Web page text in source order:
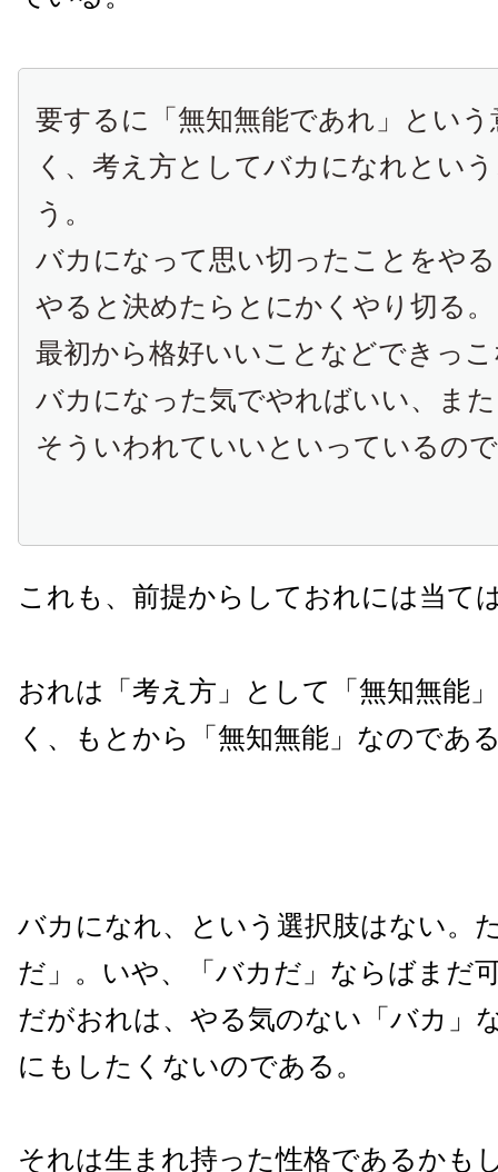
要するに「無知無能であれ」とい
く、考え方としてバカになれとい
う。
バカになって思い切ったことをや
やると決めたらとにかくやり切る。
最初から格好いいことなどできっ
バカになった気でやればいい、ま
そういわれていいといっているの
これも、前提からしておれには当て
おれは「考え方」として「無知無能
く、もとから「無知無能」なのであ
バカになれ、という選択肢はない。
だ」。いや、「バカだ」ならばまだ
だがおれは、やる気のない「バカ」
にもしたくないのである。
それは生まれ持った性格であるかも